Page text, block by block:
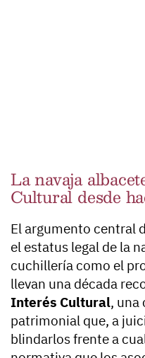
La navaja
Cultural desde
El argumento central
el estatus legal de la
cuchillería como el
llevan una década
Interés Cultural, una
patrimonial que, a
blindarlos frente a